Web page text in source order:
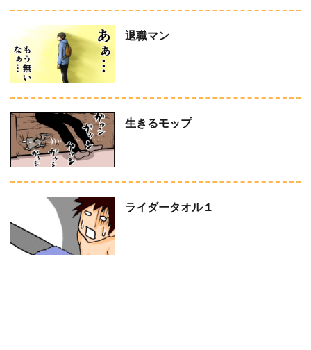
退職マン
生きるモップ
ライダータオル１